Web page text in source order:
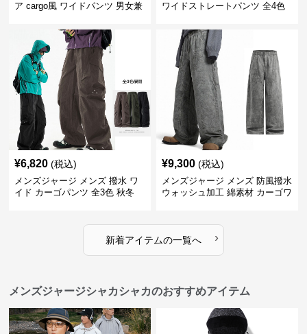
ア cargo風 ワイドパンツ 男女兼
ワイドストレートパンツ 全4色
¥6,820 (税込)
メンズジャージ メンズ 撥水 ワ
イド カーゴパンツ 全3色 秋冬
¥9,300 (税込)
メンズジャージ メンズ 防風撥水
ウォッシュ加工 綿素材 カーゴワ
新着アイテムの一覧へ ›
メンズジャージシャカシャカのおすすめアイテム